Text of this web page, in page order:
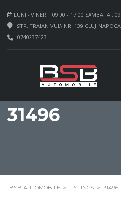
LUNI - VINERI : 09:00 - 17:00 SAMBATA :
STR. TRAIAN VUIA NR. 139 CLUJ-NAPOCA
0740237423
31496
BSB AUTOMOBILE > LISTINGS > 31496